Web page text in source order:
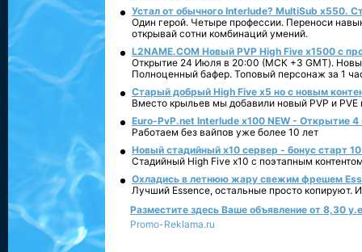
Устал от обычного Interlude? MultiSub x550.
Один герой. Четыре профессии. Переноси
открывай сотни комбинаций умений.
L2NAME.COM Новый PVP High Five x1500 с
Открытие 24 Июля в 20:00 (МСК +3 GMT).
Полноценный бафер. Топовый персонаж за 1
Старый добрый High Five x5 но с новым
Вместо крыльев мы добавили новый PVP и PVE
Euro-PvP.net Interlude х100 NEW - Открытие 4
Работаем без вайпов уже более 10 лет
Новый стадийный х10 сервер - бонус старт
Стадийный High Five x10 с поэтапным
Охладись в летнюю жару свежим фрешем
Лучший Essence, остальные просто копируют.
Разместите здесь Ваше объявление от 8,30
Promo-Reklama.ru